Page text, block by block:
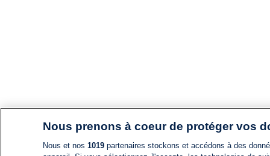
Nous prenons à coeur de protéger vos
Nous et nos 1019partenaires stockons et accédons à des